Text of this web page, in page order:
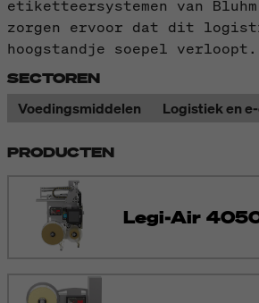
etiketteersystemen van Bluhm
zorgen ervoor dat dit
hoogstandje soepel verloopt.
SECTOREN
Voedingsmiddelen
Logistiek en
PRODUCTEN
Legi-Air